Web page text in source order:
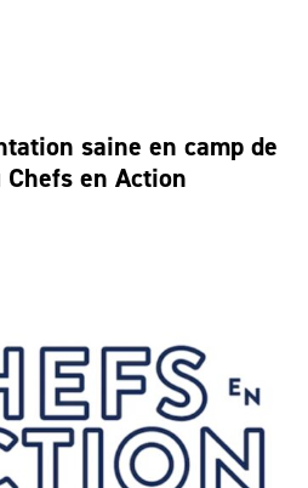
saine en camp de
en Action